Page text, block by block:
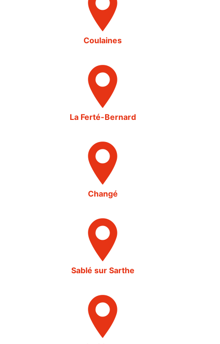
Coulaines
La Ferté-Bernard
Changé
Sablé sur Sarthe